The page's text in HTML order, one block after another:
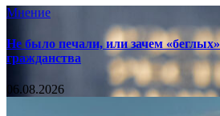
Мнение
Не было печали, или зачем
гражданства
06.08.2026